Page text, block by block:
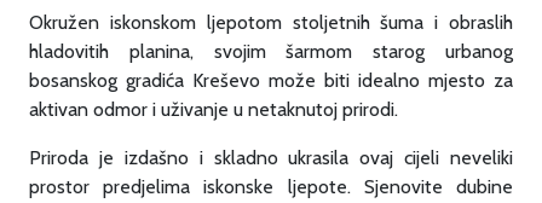
Okružen iskonskom ljepotom stoljetnih šuma i obraslih
hladovitih planina, svojim šarmom starog urbanog
bosanskog gradića Kreševo može biti idealno mjesto za
aktivan odmor i uživanje u netaknutoj prirodi.
Priroda je izdašno i skladno ukrasila ovaj cijeli neveliki
prostor predjelima iskonske ljepote. Sjenovite dubine